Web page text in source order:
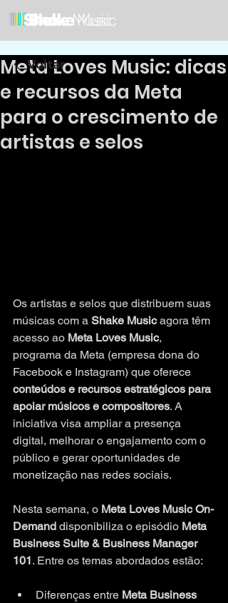
Meta Loves Music: dicas
e recursos da Meta
para o crescimento de
artistas e selos
Os artistas e selos que distribuem suas
músicas com a Shake Music agora têm
acesso ao Meta Loves Music,
programa da Meta (empresa dona do
Facebook e Instagram) que oferece
conteúdos e recursos estratégicos para
apoiar músicos e compositores. A
iniciativa visa ampliar a presença
digital, melhorar o engajamento com o
público e gerar oportunidades de
monetização nas redes sociais.
Nesta semana, o Meta Loves Music On-
Demand disponibiliza o episódio Meta
Business Suite & Business Manager
101. Entre os temas abordados estão:
Diferenças entre Meta Business
Voltar